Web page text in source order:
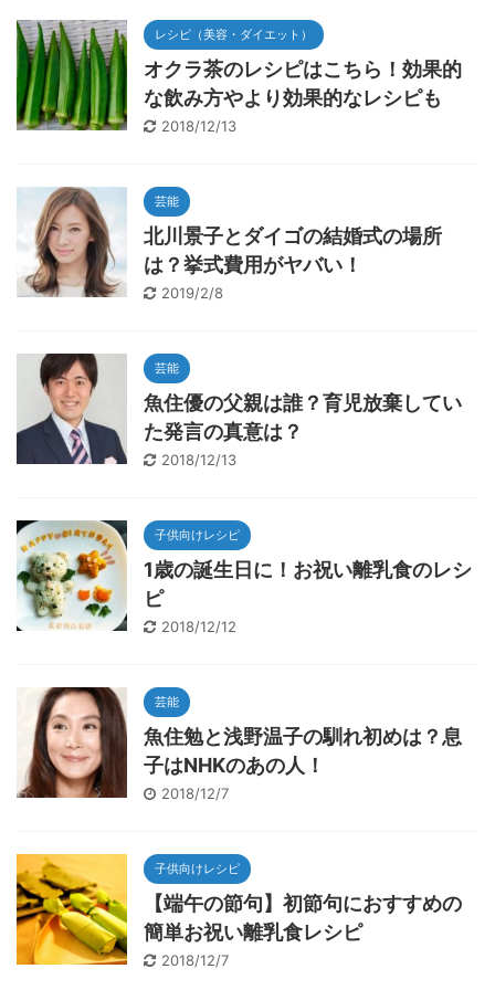
レシピ（美容・ダイエット）
オクラ茶のレシピはこちら！効果的
な飲み方やより効果的なレシピも
2018/12/13
芸能
北川景子とダイゴの結婚式の場所
は？挙式費用がヤバい！
2019/2/8
芸能
魚住優の父親は誰？育児放棄してい
た発言の真意は？
2018/12/13
子供向けレシピ
1歳の誕生日に！お祝い離乳食のレシ
ピ
2018/12/12
芸能
魚住勉と浅野温子の馴れ初めは？息
子はNHKのあの人！
2018/12/7
子供向けレシピ
【端午の節句】初節句におすすめの
簡単お祝い離乳食レシピ
2018/12/7